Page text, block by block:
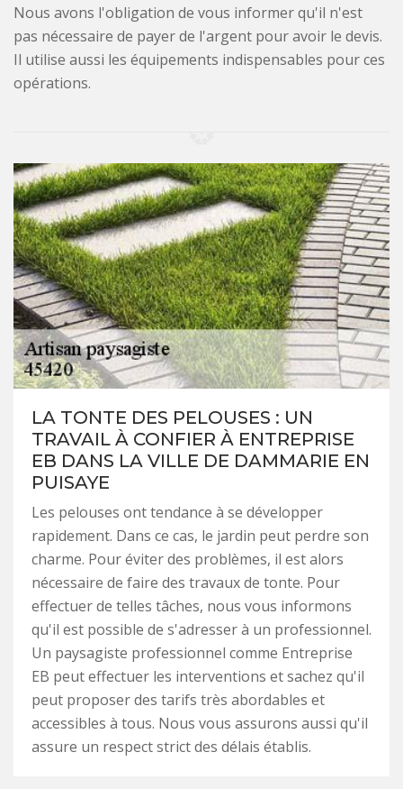
Nous avons l'obligation de vous informer qu'il n'est
pas nécessaire de payer de l'argent pour avoir le devis.
Il utilise aussi les équipements indispensables pour ces
opérations.
LA TONTE DES PELOUSES : UN
TRAVAIL À CONFIER À ENTREPRISE
EB DANS LA VILLE DE DAMMARIE EN
PUISAYE
Les pelouses ont tendance à se développer
rapidement. Dans ce cas, le jardin peut perdre son
charme. Pour éviter des problèmes, il est alors
nécessaire de faire des travaux de tonte. Pour
effectuer de telles tâches, nous vous informons
qu'il est possible de s'adresser à un professionnel.
Un paysagiste professionnel comme Entreprise
EB peut effectuer les interventions et sachez qu'il
peut proposer des tarifs très abordables et
accessibles à tous. Nous vous assurons aussi qu'il
assure un respect strict des délais établis.